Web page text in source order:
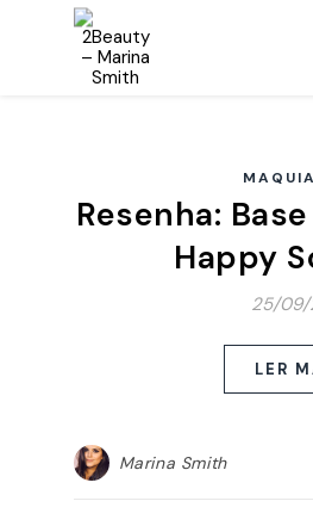
Resenha:
Happy
25/09/
LER
Marina Smith